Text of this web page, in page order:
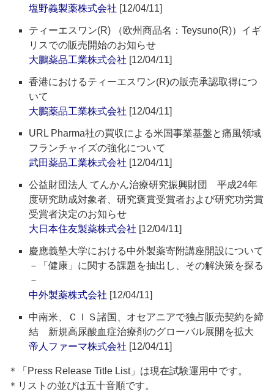
塩野義製薬株式会社 [12/04/11]
ティーエスワン(R) （欧州商品名：Teysuno(R)）イギ
リスでの販売開始のお知らせ
大鵬薬品工業株式会社 [12/04/11]
香港におけるティーエスワン(R)の販売承認取得につ
いて
大鵬薬品工業株式会社 [12/04/11]
URL Pharma社の買収による米国事業基盤と痛風領域
フランチャイズの強化について
武田薬品工業株式会社 [12/04/11]
公益財団法人 てんかん治療研究振興財団 平成24年
度研究助成対象者、研究褒賞受賞者および研究功労賞
受賞者決定のお知らせ
大日本住友製薬株式会社 [12/04/11]
慶應義塾大学における中外製薬寄附講座開設について
－「健康」に関する課題を抽出し、その解決策を探る
－
中外製薬株式会社 [12/04/11]
中南米、ＣＩＳ諸国、オセアニアで独占販売契約を締
結 新規高尿酸血症治療剤のグローバル展開を拡大
帝人ファーマ株式会社 [12/04/11]
＊「Press Release Title List」は現在試験運用中です。
＊リストの並びは五十音順です。